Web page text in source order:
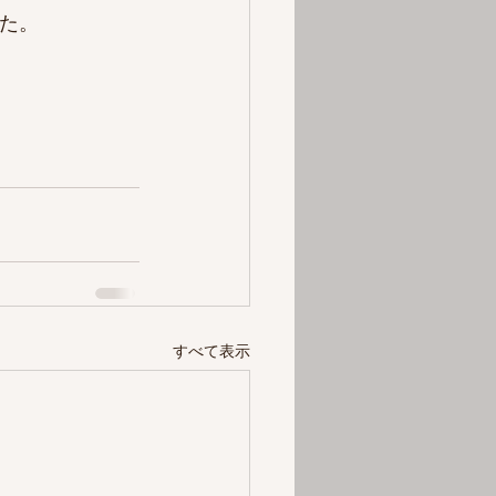
。
すべて表示